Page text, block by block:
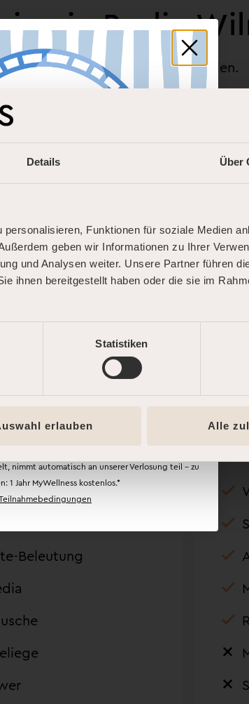
Details Über
Funktionen für soziale Medien
geben wir Informationen zu Ihrer
und Analysen weiter. Unsere Partner führen
ihnen bereitgestellt haben oder die sie im
Statistiken
erlauben Alle
in Berlin
bieten wir Dir drei Suite-Kategorien.
Light
Beleutung
FAR NIENTE.
AUSZEIT.
mit bis zu 25 % Rabatt!* Je
desto mehr sparst Du. Dein
wartet schon auf Dich.
JETZT STARTEN
nimmt automatisch an unserer Verlosung teil – zu
1 Jahr MyWellness kostenlos.*